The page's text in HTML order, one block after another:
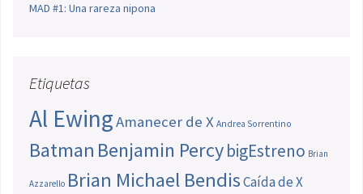
MAD #1: Una rareza nipona
Etiquetas
Al EwingAmanecer de X Andrea Sorrentino
Batman Benjamin PercybigEstreno Brian
Azzarello Brian Michael BendisCaída de X